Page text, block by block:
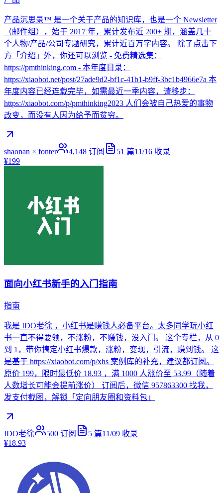
产品沉思录™ 是一个关于产品的知识库，也是一个 Newsletter
（邮件组），始于 2017 年，累计发布近 200+ 期，涵盖几十
个人物/产品/公司专题研究，累计近百万字内容。 除了点击下
方「介绍」外，你还可以浏览 - 免费精选集：
https://pmthinking.com - 本年度目录：
https://xiaobot.net/post/27ade9d2-bf1c-41b1-b9ff-3bc1b4966e7a 本
年度内容已经连载完毕，如需最近一季内容，请移步：
https://xiaobot.com/p/pmthinking2023 人们会被自己热爱的事物
改变，而没有人因为给予而贫穷。
shaonan × fonter 4,148 订阅 51 篇11/16 收录
¥199
面向小红书新手的入门指南
指南
我是 IDO老徐 ，小红书是赚钱人必备平台。太多同学玩小红
书一直不得要领，不涨粉，不赚钱，没入门。 这个专栏，从 0
到 1，带你搞定小红书爆款，涨粉，变现，引流，赚到钱。 这
是基于 https://xiaobot.com/p/xhs 案例库的补充，建议都订阅。
原价 199，限时最低价 18.93 ，满 1000 人涨价至 53.99（随着
人数增长可能会提前涨价） 订阅后，微信 957863300 找我，
发支付截图，解锁「定向朋友圈和资料包」
IDO老徐 500 订阅 5 篇11/09 收录
¥18.93